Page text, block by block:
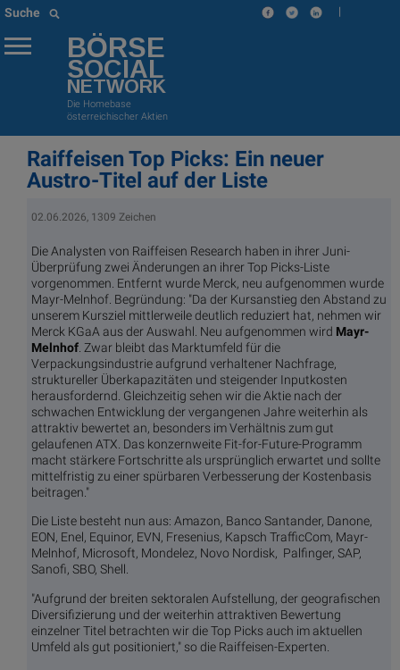
Suche |
BÖRSE
SOCIAL
NETWORK
Die Homebase
österreichischer Aktien
Raiffeisen Top Picks: Ein neuer
Austro-Titel auf der Liste
02.06.2026, 1309 Zeichen
Die Analysten von Raiffeisen Research haben in ihrer Juni-
Überprüfung zwei Änderungen an ihrer Top Picks-Liste
vorgenommen. Entfernt wurde Merck, neu aufgenommen wurde
Mayr-Melnhof. Begründung: "Da der Kursanstieg den Abstand zu
unserem Kursziel mittlerweile deutlich reduziert hat, nehmen wir
Merck KGaA aus der Auswahl. Neu aufgenommen wird Mayr-
Melnhof . Zwar bleibt das Marktumfeld für die
Verpackungsindustrie aufgrund verhaltener Nachfrage,
struktureller Überkapazitäten und steigender Inputkosten
herausfordernd. Gleichzeitig sehen wir die Aktie nach der
schwachen Entwicklung der vergangenen Jahre weiterhin als
attraktiv bewertet an, besonders im Verhältnis zum gut
gelaufenen ATX. Das konzernweite Fit-for-Future-Programm
macht stärkere Fortschritte als ursprünglich erwartet und sollte
mittelfristig zu einer spürbaren Verbesserung der Kostenbasis
beitragen."
Die Liste besteht nun aus: Amazon, Banco Santander, Danone,
EON, Enel, Equinor, EVN, Fresenius, Kapsch TrafficCom, Mayr-
Melnhof, Microsoft, Mondelez, Novo Nordisk, Palfinger, SAP,
Sanofi, SBO, Shell.
"Aufgrund der breiten sektoralen Aufstellung, der geografischen
Diversifizierung und der weiterhin attraktiven Bewertung
einzelner Titel betrachten wir die Top Picks auch im aktuellen
Umfeld als gut positioniert," so die Raiffeisen-Experten.